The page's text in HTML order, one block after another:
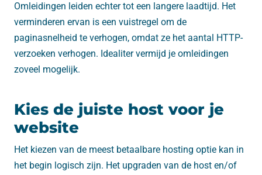
Omleidingen leiden echter tot een langere laadtijd. Het
verminderen ervan is een vuistregel om de
paginasnelheid te verhogen, omdat ze het aantal HTTP-
verzoeken verhogen. Idealiter vermijd je omleidingen
zoveel mogelijk.
Kies de juiste host voor je
website
Het kiezen van de meest betaalbare hosting optie kan in
het begin logisch zijn. Het upgraden van de host en/of